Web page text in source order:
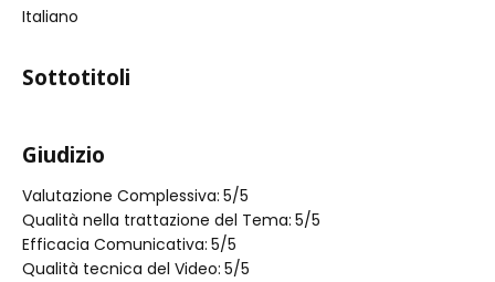
Italiano
Sottotitoli
Giudizio
Valutazione Complessiva: 5/5
Qualità nella trattazione del Tema: 5/5
Efficacia Comunicativa: 5/5
Qualità tecnica del Video: 5/5